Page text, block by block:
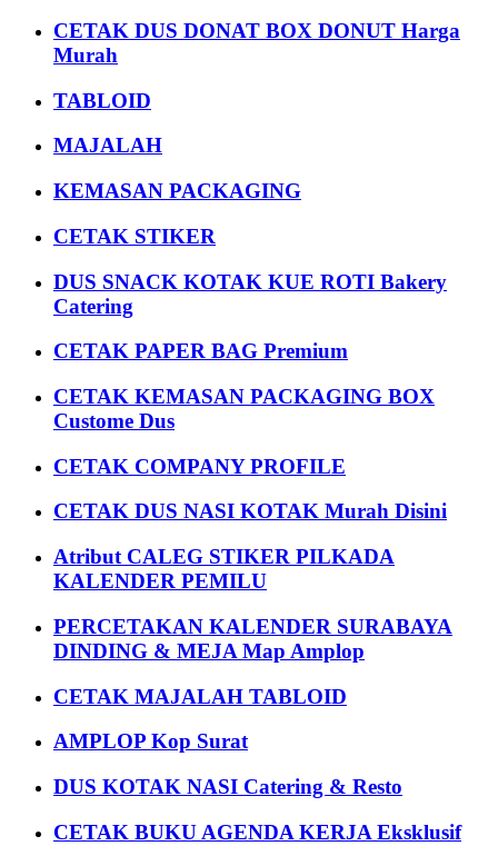
CETAK DUS DONAT BOX DONUT Harga
Murah
TABLOID
MAJALAH
KEMASAN PACKAGING
CETAK STIKER
DUS SNACK KOTAK KUE ROTI Bakery
Catering
CETAK PAPER BAG Premium
CETAK KEMASAN PACKAGING BOX
Custome Dus
CETAK COMPANY PROFILE
CETAK DUS NASI KOTAK Murah Disini
Atribut CALEG STIKER PILKADA
KALENDER PEMILU
PERCETAKAN KALENDER SURABAYA
DINDING & MEJA Map Amplop
CETAK MAJALAH TABLOID
AMPLOP Kop Surat
DUS KOTAK NASI Catering & Resto
CETAK BUKU AGENDA KERJA Eksklusif